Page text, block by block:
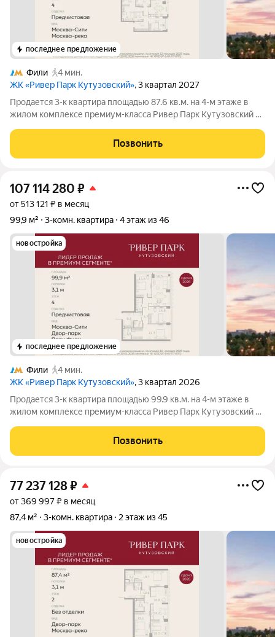
последнее предложение
Фили
4 мин.
ЖК «Ривер Парк Кутузовский», 3 квартал 2027
Продается 3-к квартира площадью 87.6 кв.м. на 4-м этаже в
жилом комплексе премиум-класса Ривер Парк Кутузовский в
Кутузовский строится в одном из самых престижных районов
столицы Дорогомилово, на
Позвонить
107 114 280 ₽
от 513 121 ₽ в месяц
99,9 м²
3-комн. квартира 4 этаж из 46
новостройка
последнее предложение
Фили
4 мин.
ЖК «Ривер Парк Кутузовский», 3 квартал 2026
Продается 3-к квартира площадью 99.9 кв.м. на 4-м этаже в
жилом комплексе премиум-класса Ривер Парк Кутузовский в
Кутузовский строится в одном из самых престижных районов
столицы Дорогомилово, на
Позвонить
77 237 128₽
от 369 997 ₽ в месяц
87,4 м²
3-комн. квартира 2 этаж из 45
новостройка